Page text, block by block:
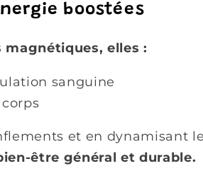
boostées
magnétiques, elles :
sanguine
et en dynamisant
être général et durable.